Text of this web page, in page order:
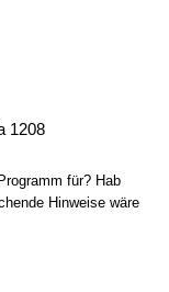
1208
für? Hab
Hinweise wäre